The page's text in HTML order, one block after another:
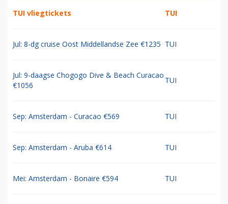
TUI vliegtickets TUI
Jul: 8-dg cruise Oost Middellandse Zee €1235 TUI
Jul: 9-daagse Chogogo Dive & Beach Curacao
€1056
TUI
Sep: Amsterdam - Curacao €569 TUI
Sep: Amsterdam - Aruba €614 TUI
Mei: Amsterdam - Bonaire €594 TUI